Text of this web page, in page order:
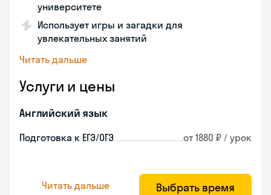
университете
Использует игры и загадки для
увлекательных занятий
Читать дальше
Услуги и цены
Английский язык
Подготовка к ЕГЭ/ОГЭ от 1880 ₽ / урок
Читать дальше Выбрать время